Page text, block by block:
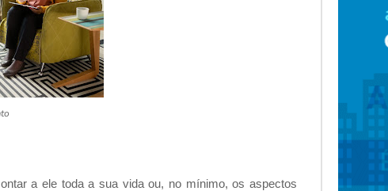
a ele toda a sua vida ou, no mínimo, os aspectos